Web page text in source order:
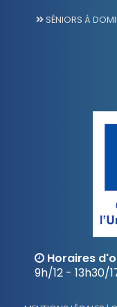
SÉNIORS À
Horaires
9h/12 - 13h30/